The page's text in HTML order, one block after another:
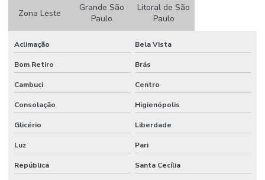
Serviços de paisagismo e jardinagem
Substrato para plantas preço
Vaso de cimento preço
Vaso de cimento em sp
Vaso de cimento a venda
Vaso de folha de polietileno
Zona Leste
Grande São
Paulo
Litoral de São
Paulo
Aclimação Bela Vista
Bom Retiro Brás
Cambuci Centro
Consolação Higienópolis
Glicério Liberdade
Luz Pari
República Santa Cecília